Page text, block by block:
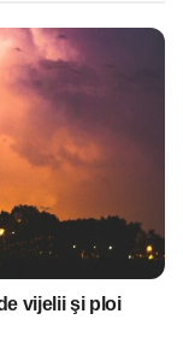
vijelii şi ploi